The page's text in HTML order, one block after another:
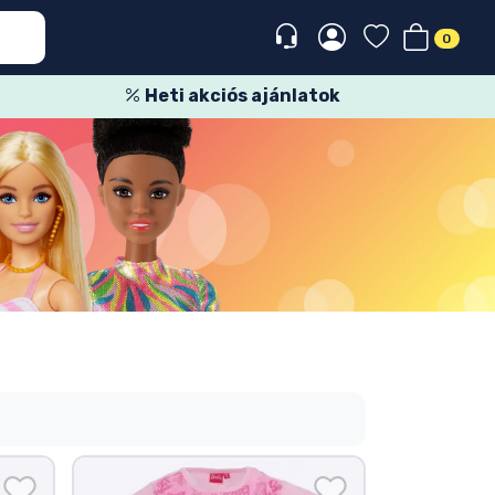
0
Heti akciós ajánlatok